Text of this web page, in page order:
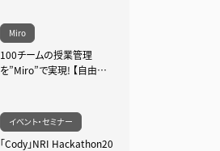
Miro
100チームの授業管理
を”Miro”で実現! 【自由…
イベント・セミナー
「Cody」NRI Hackathon20